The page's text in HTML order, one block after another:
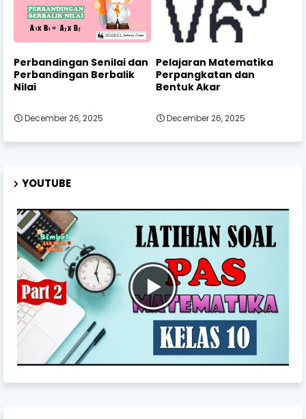
Perbandingan Senilai dan
Perbandingan Berbalik
Nilai
December 26, 2025
Pelajaran Matematika
Perpangkatan dan
Bentuk Akar
December 26, 2025
YOUTUBE